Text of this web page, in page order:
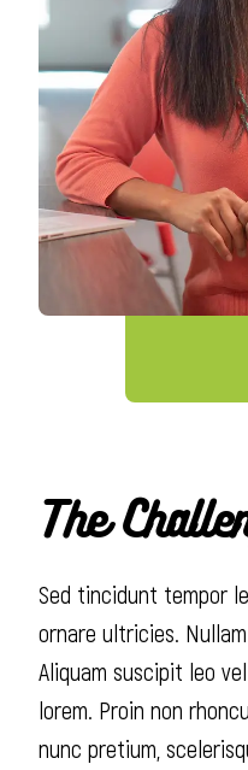
The
Sed tincidunt tempor
ornare ultricies.
Aliquam suscipit leo
lorem. Proin non
nunc pretium,